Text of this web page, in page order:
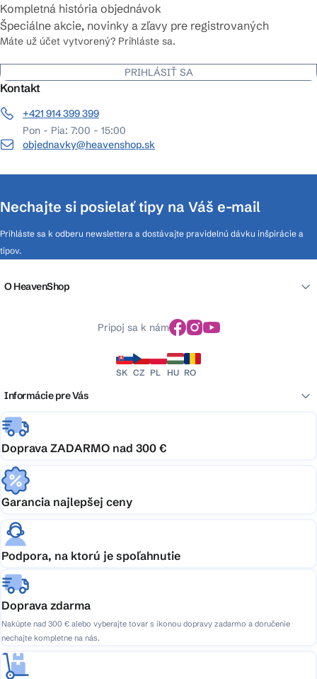
Kompletná história objednávok
Špeciálne akcie, novinky a zľavy pre registrovaných
Máte už účet vytvorený? Prihláste sa.
PRIHLÁSIŤ SA
Kontakt
+421 914 399 399
Pon - Pia: 7:00 - 15:00
objednavky@heavenshop.sk
Nechajte si posielať tipy na Váš e-mail
Prihláste sa k odberu newslettera a dostávajte pravidelnú dávku inšpirácie a
tipov.
O HeavenShop
Pripoj sa k nám
SK CZ PL HU RO
Informácie pre Vás
Doprava ZADARMO nad 300 €
Garancia najlepšej ceny
Podpora, na ktorú je spoľahnutie
Doprava zdarma
Nakúpte nad 300 € alebo vyberajte tovar s ikonou dopravy zadarmo a doručenie
nechajte kompletne na nás.